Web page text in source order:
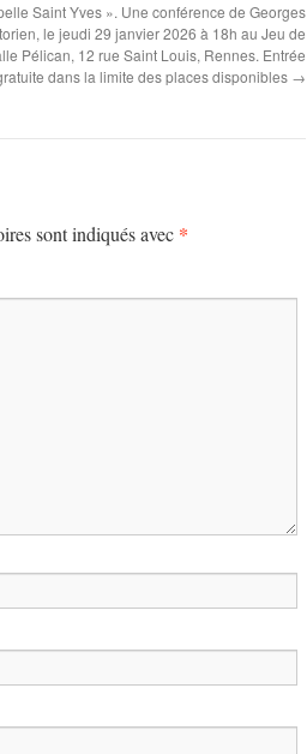
Saint Yves ». Une conférence de Georges
le jeudi 29 janvier 2026 à 18h au Jeu de
Pélican, 12 rue Saint Louis, Rennes. Entrée
dans la limite des places disponibles →
sont indiqués avec *